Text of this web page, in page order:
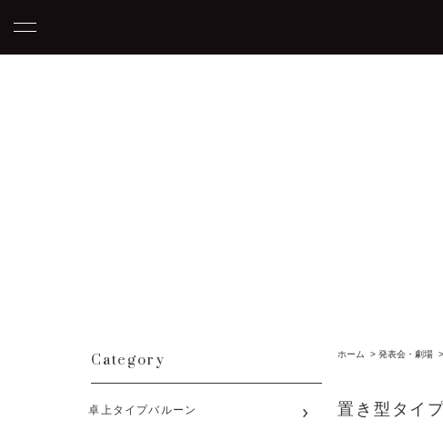
ホーム >発表会・劇場
置き型タイ
Category
卓上タイプバルーン